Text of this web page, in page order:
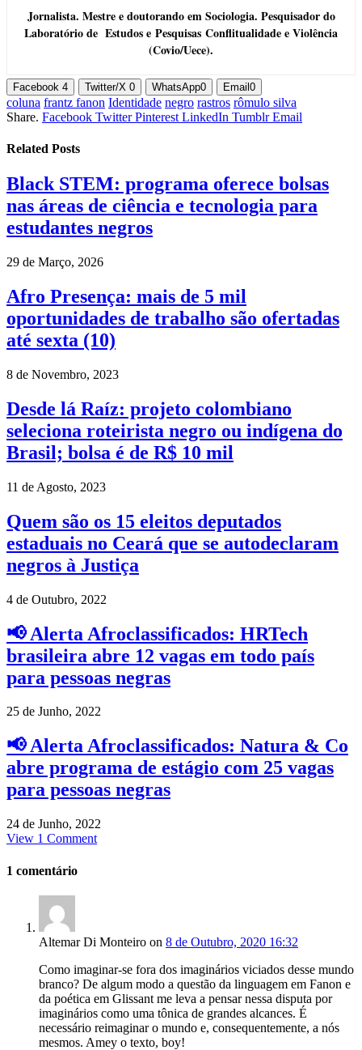
Jornalista. Mestre e doutorando em Sociologia. Pesquisador do
Laboratório de Estudos e Pesquisas Conflitualidade e Violência
(Covio/Uece).
Facebook 4 Twitter/X 0 WhatsApp0 Email 0
coluna frantz fanon Identidade negro rastros rômulo silva
Share. Facebook Twitter Pinterest LinkedIn Tumblr Email
Related Posts
Black STEM: programa oferece bolsas
nas áreas de ciência e tecnologia para
estudantes negros
29 de Março, 2026
Afro Presença: mais de 5 mil
oportunidades de trabalho são ofertadas
até sexta (10)
8 de Novembro, 2023
Desde lá Raíz: projeto colombiano
seleciona roteirista negro ou indígena do
Brasil; bolsa é de R$ 10 mil
11 de Agosto, 2023
Quem são os 15 eleitos deputados
estaduais no Ceará que se autodeclaram
negros à Justiça
4 de Outubro, 2022
📢 Alerta Afroclassificados: HRTech
brasileira abre 12 vagas em todo país
para pessoas negras
25 de Junho, 2022
📢 Alerta Afroclassificados: Natura & Co
abre programa de estágio com 25 vagas
para pessoas negras
24 de Junho, 2022
View 1 Comment
1 comentário
Altemar Di Monteiro on 8 de Outubro, 2020 16:32
Como imaginar-se fora dos imaginários viciados desse mundo
branco? De algum modo a questão da linguagem em Fanon e
da poética em Glissant me leva a pensar nessa disputa por
imaginários como uma tônica de grandes alcances. É
necessário reimaginar o mundo e, consequentemente, a nós
mesmos. Amey o texto, boy!